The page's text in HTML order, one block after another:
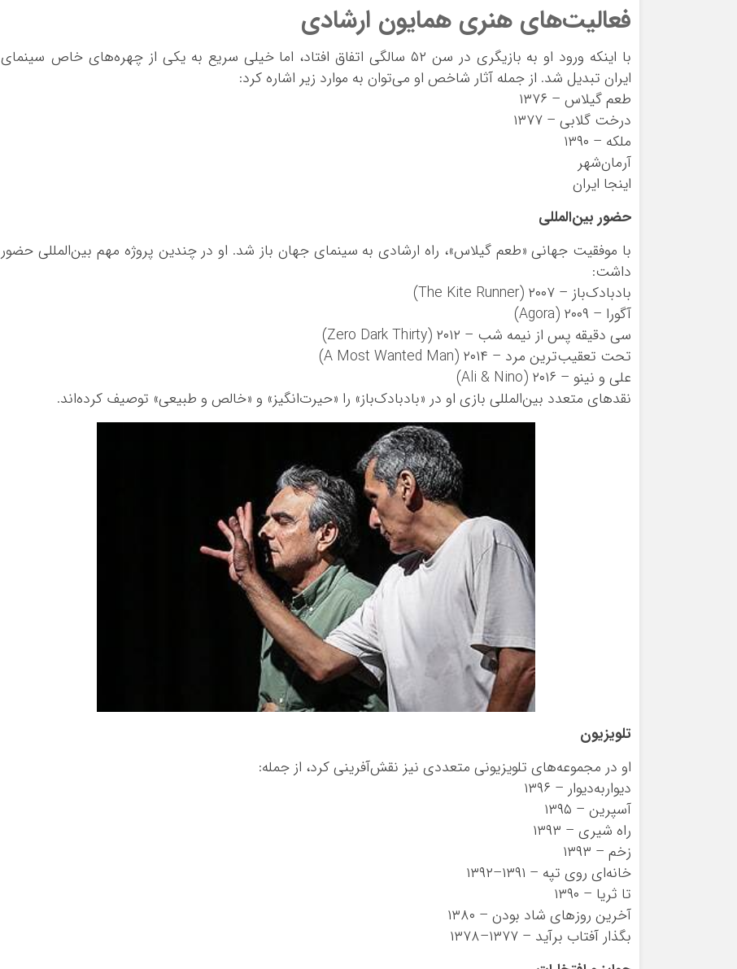
فعالیت‌های هنری همایون ارشادی
با اینکه ورود او به بازیگری در سن ۵۲ سالگی اتفاق افتاد، اما خیلی سریع به یکی از چهره‌های خاص سینمای
ایران تبدیل شد. از جمله آثار شاخص او می‌توان به موارد زیر اشاره کرد:
طعم گیلاس – ۱۳۷۶
درخت گلابی – ۱۳۷۷
ملکه – ۱۳۹۰
آرمان‌شهر
اینجا ایران
حضور بین‌المللی
با موفقیت جهانی «طعم گیلاس»، راه ارشادی به سینمای جهان باز شد. او در چندین پروژه مهم بین‌المللی حضور
داشت:
بادبادک‌باز – ۲۰۰۷ (The Kite Runner)
آگورا – ۲۰۰۹ (Agora)
سی دقیقه پس از نیمه شب – ۲۰۱۲ (Zero Dark Thirty)
تحت تعقیب‌ترین مرد – ۲۰۱۴ (A Most Wanted Man)
علی و نینو – ۲۰۱۶ (Ali & Nino)
نقدهای متعدد بین‌المللی بازی او در «بادبادک‌باز» را «حیرت‌انگیز» و «خالص و طبیعی» توصیف کرده‌اند.
تلویزیون
او در مجموعه‌های تلویزیونی متعددی نیز نقش‌آفرینی کرد، از جمله:
دیواربه‌دیوار – ۱۳۹۶
آسپرین – ۱۳۹۵
راه شیری – ۱۳۹۳
زخم – ۱۳۹۳
خانه‌ای روی تپه – ۱۳۹۱–۱۳۹۲
تا ثریا – ۱۳۹۰
آخرین روزهای شاد بودن – ۱۳۸۰
بگذار آفتاب برآید – ۱۳۷۷–۱۳۷۸